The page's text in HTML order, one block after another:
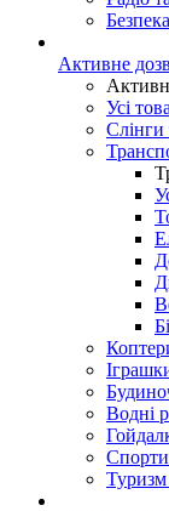
Активне
Усі
Слінги
Водні
Туризм